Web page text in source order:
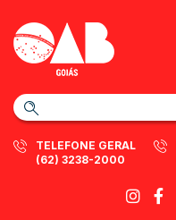
TELEFONE GERAL
(62) 3238-2000